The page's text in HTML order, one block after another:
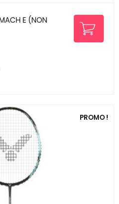
E (NON
PROMO !